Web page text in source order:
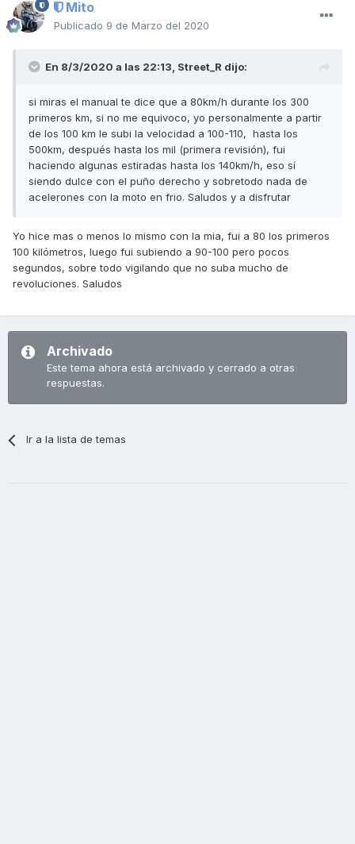
Mito
Publicado 9 de Marzo del 2020
En 8/3/2020 a las 22:13, Street_R dijo:
si miras el manual te dice que a 80km/h durante los 300
primeros km, si no me equivoco, yo personalmente a partir
de los 100 km le subi la velocidad a 100-110, hasta los
500km, después hasta los mil (primera revisión), fui
haciendo algunas estiradas hasta los 140km/h, eso sí
siendo dulce con el puño derecho y sobretodo nada de
acelerones con la moto en frio. Saludos y a disfrutar
Yo hice mas o menos lo mismo con la mia, fui a 80 los primeros
100 kilómetros, luego fui subiendo a 90-100 pero pocos
segundos, sobre todo vigilando que no suba mucho de
revoluciones. Saludos
Archivado
Este tema ahora está archivado y cerrado a otras
respuestas.
Ir a la lista de temas